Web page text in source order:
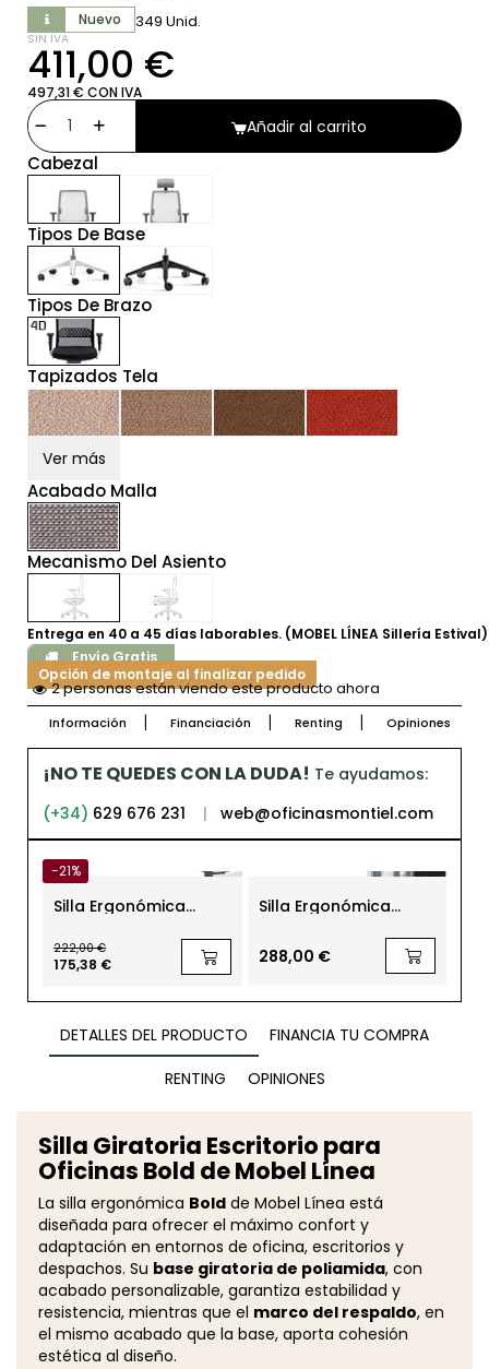
Nuevo 349 Unid.
SIN IVA
411,00 €
497,31 € CON IVA
Añadir al carrito
Cabezal
Tipos De Base
Tipos De Brazo
Tapizados Tela
Ver más
Acabado Malla
Mecanismo Del Asiento
Entrega en 40 a 45 días laborables. (MOBEL LÍNEA Sillería Estival)
Envío Gratis
Opción de montaje al finalizar pedido
2 personas están viendo este producto ahora
Información Financiación Renting Opiniones
¡NO TE QUEDES CON LA DUDA! Te ayudamos:
(+34) 629 676 231 | web@oficinasmontiel.com
-21%
Silla Ergonómica
Kunna - EXPRESS
222,00 €
175,38 €
Silla Ergonómica
288,00 €
DETALLES DEL PRODUCTO
FINANCIA TU COMPRA
RENTING
OPINIONES
Silla Giratoria Escritorio para
Oficinas Bold de Mobel Línea
La silla ergonómica Bold de Mobel Línea está
diseñada para ofrecer el máximo confort y
adaptación en entornos de oficina, escritorios y
despachos. Su base giratoria de poliamida, con
acabado personalizable, garantiza estabilidad y
resistencia, mientras que el marco del respaldo, en
el mismo acabado que la base, aporta cohesión
estética al diseño.